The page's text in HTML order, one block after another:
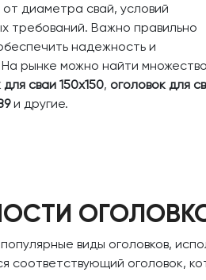
от диаметра свай, условий
требований. Важно правильно
надежность и
рынке можно найти множество
сваи 150х150, оголовок для
и другие.
виды оголовков,
соответствующий оголовок,